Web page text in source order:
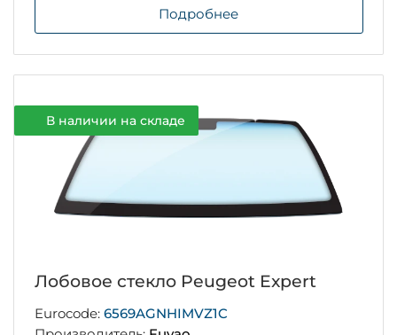
Подробнее
В наличии на складе
Лобовое стекло Peugeot Expert
Eurocode: 6569AGNHIMVZ1C